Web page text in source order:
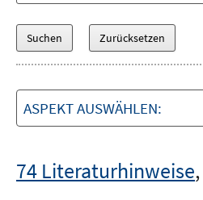
ASPEKT AUSWÄHLEN:
74 Literaturhinweise,